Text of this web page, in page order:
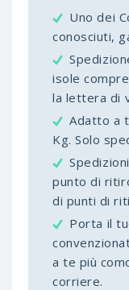
Uno dei
conosciuti,
isole
la lettera di
Adatto a
Kg. Solo
punto di
di punti di
Porta il
a te più
corriere.